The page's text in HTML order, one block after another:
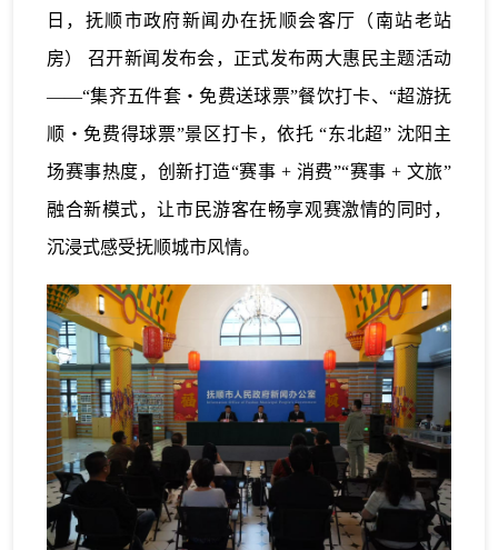
日，抚顺市政府新闻办在抚顺会客厅（南站老站
房） 召开新闻发布会，正式发布两大惠民主题活动
——“集齐五件套・免费送球票”餐饮打卡、“超游抚
顺・免费得球票”景区打卡，依托 “东北超” 沈阳主
场赛事热度，创新打造“赛事 + 消费”“赛事 + 文旅”
融合新模式，让市民游客在畅享观赛激情的同时，
沉浸式感受抚顺城市风情。